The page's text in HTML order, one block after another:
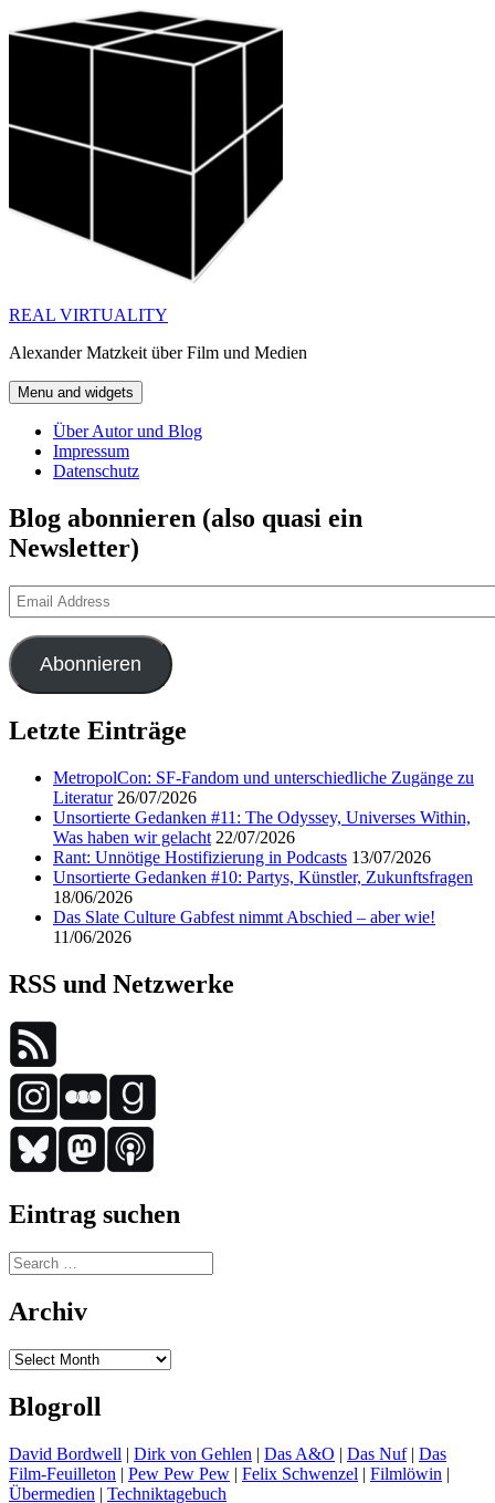
to
REAL VIRTUALITY
Alexander Matzkeit über Film und Medien
Menu and widgets
Über Autor und Blog
Impressum
Datenschutz
Blog abonnieren (also quasi ein
Newsletter)
Email
Address
Abonnieren
Letzte Einträge
MetropolCon: SF-Fandom und unterschiedliche Zugänge zu
Literatur 26/07/2026
Unsortierte Gedanken #11: The Odyssey, Universes Within,
Was haben wir gelacht 22/07/2026
Rant: Unnötige Hostifizierung in Podcasts 13/07/2026
Unsortierte Gedanken #10: Partys, Künstler, Zukunftsfragen
18/06/2026
Das Slate Culture Gabfest nimmt Abschied – aber wie!
11/06/2026
RSS und Netzwerke
Eintrag suchen
Search
for:
Archiv
Archiv
Blogroll
David Bordwell | Dirk von Gehlen | Das A&O | Das Nuf| Das
Film-Feuilleton | Pew Pew Pew | Felix Schwenzel | Filmlöwin |
Übermedien | Techniktagebuch